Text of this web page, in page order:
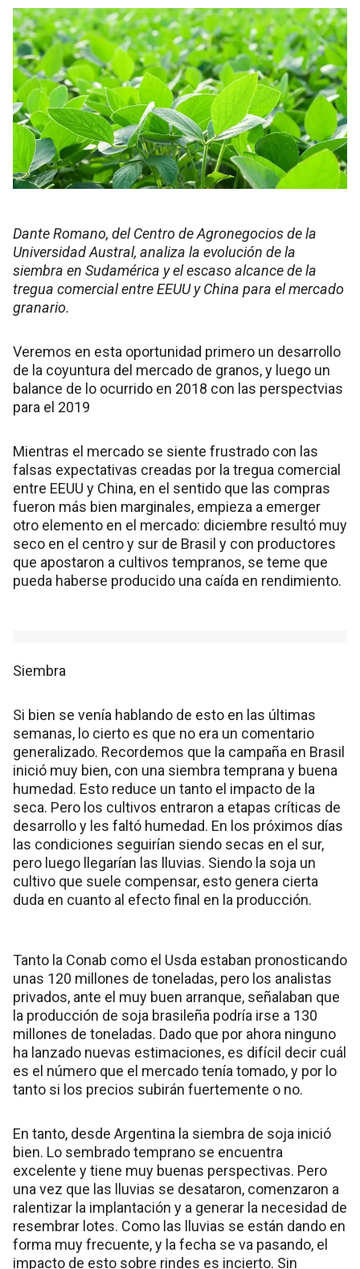
Dante Romano, del Centro de Agronegocios de la
Universidad Austral, analiza la evolución de la
siembra en Sudamérica y el escaso alcance de la
tregua comercial entre EEUU y China para el mercado
granario.
Veremos en esta oportunidad primero un desarrollo
de la coyuntura del mercado de granos, y luego un
balance de lo ocurrido en 2018 con las perspectvias
para el 2019
Mientras el mercado se siente frustrado con las
falsas expectativas creadas por la tregua comercial
entre EEUU y China, en el sentido que las compras
fueron más bien marginales, empieza a emerger
otro elemento en el mercado: diciembre resultó muy
seco en el centro y sur de Brasil y con productores
que apostaron a cultivos tempranos, se teme que
pueda haberse producido una caída en rendimiento.
Siembra
Si bien se venía hablando de esto en las últimas
semanas, lo cierto es que no era un comentario
generalizado. Recordemos que la campaña en Brasil
inició muy bien, con una siembra temprana y buena
humedad. Esto reduce un tanto el impacto de la
seca. Pero los cultivos entraron a etapas críticas de
desarrollo y les faltó humedad. En los próximos días
las condiciones seguirían siendo secas en el sur,
pero luego llegarían las lluvias. Siendo la soja un
cultivo que suele compensar, esto genera cierta
duda en cuanto al efecto final en la producción.
Tanto la Conab como el Usda estaban pronosticando
unas 120 millones de toneladas, pero los analistas
privados, ante el muy buen arranque, señalaban que
la producción de soja brasileña podría irse a 130
millones de toneladas. Dado que por ahora ninguno
ha lanzado nuevas estimaciones, es difícil decir cuál
es el número que el mercado tenía tomado, y por lo
tanto si los precios subirán fuertemente o no.
En tanto, desde Argentina la siembra de soja inició
bien. Lo sembrado temprano se encuentra
excelente y tiene muy buenas perspectivas. Pero
una vez que las lluvias se desataron, comenzaron a
ralentizar la implantación y a generar la necesidad de
resembrar lotes. Como las lluvias se están dando en
forma muy frecuente, y la fecha se va pasando, el
impacto de esto sobre rindes es incierto. Sin